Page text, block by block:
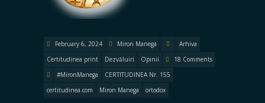
February 6, 2024 Miron Manega
Arhiva
Certitudinea print
Dezvăluiri Opinii
18 Comments
#MironManega
CERTITUDINEA Nr. 155
certitudinea.com
Miron Manega ortodox